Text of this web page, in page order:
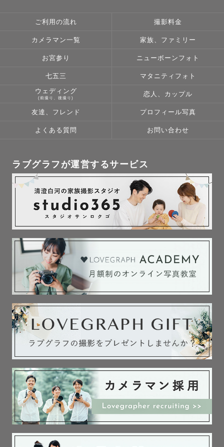
ご利用の流れ 撮影料金
カメラマン一覧 家族、ファミリー
お宮参り ニューボーンフォト
七五三 マタニティフォト
ウェディング
(前撮り、後撮り)
恋人、カップル
友達、フレンド プロフィール写真
よくある質問 お問い合わせ
ラブグラフが運営するサービス